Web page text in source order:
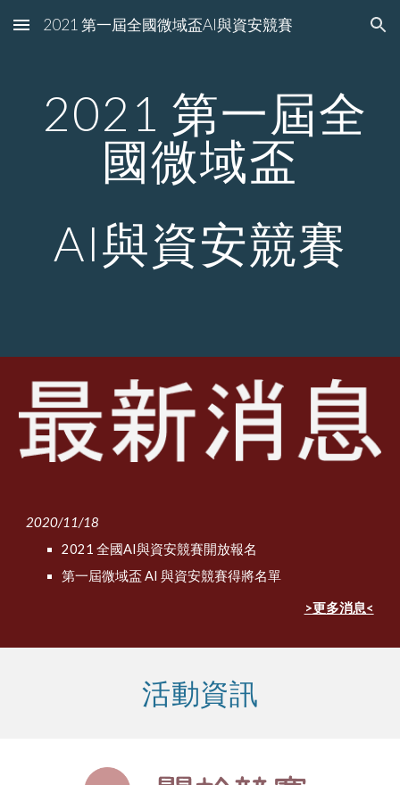
Skip to main content Skip to navigation
2021 第一屆全國微域盃AI與資安競賽
國微域盃
AI與資安競賽
2020/11/18
2021 全國AI與資安競賽開放報名
第一屆微域盃 AI 與資安競賽得將名單
>更多消息<
活動資訊